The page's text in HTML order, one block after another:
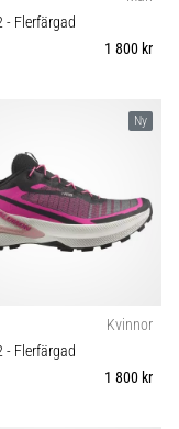
- Flerfärgad
1 800 kr
Ny
Kvinnor
- Flerfärgad
1 800 kr